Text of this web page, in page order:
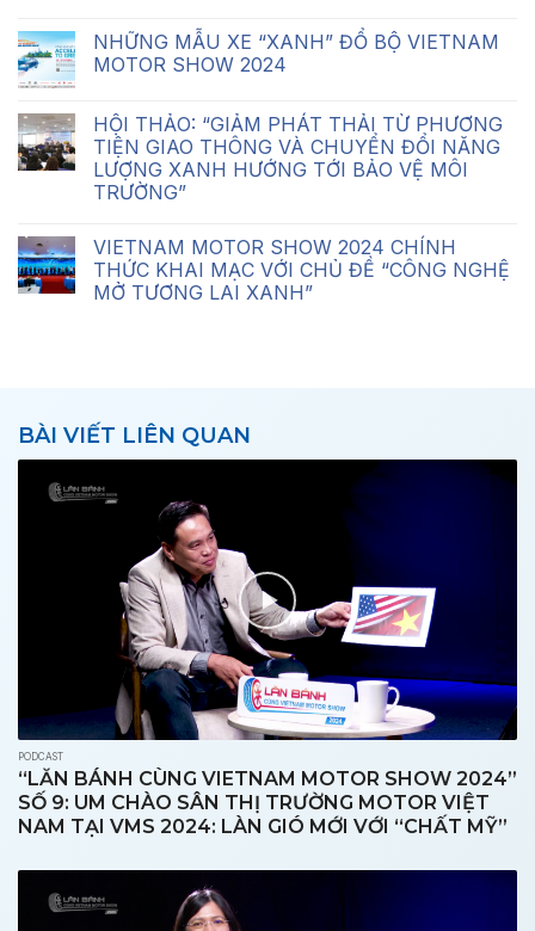
NHỮNG MẪU XE “XANH” ĐỔ BỘ VIETNAM
MOTOR SHOW 2024
HỘI THẢO: “GIẢM PHÁT THẢI TỪ PHƯƠNG
TIỆN GIAO THÔNG VÀ CHUYỂN ĐỔI NĂNG
LƯỢNG XANH HƯỚNG TỚI BẢO VỆ MÔI
TRƯỜNG”
VIETNAM MOTOR SHOW 2024 CHÍNH
THỨC KHAI MẠC VỚI CHỦ ĐỀ “CÔNG NGHỆ
MỞ TƯƠNG LAI XANH”
BÀI VIẾT LIÊN QUAN
PODCAST
“LĂN BÁNH CÙNG VIETNAM MOTOR SHOW 2024”
SỐ 9: UM CHÀO SÂN THỊ TRƯỜNG MOTOR VIỆT
NAM TẠI VMS 2024: LÀN GIÓ MỚI VỚI “CHẤT MỸ”